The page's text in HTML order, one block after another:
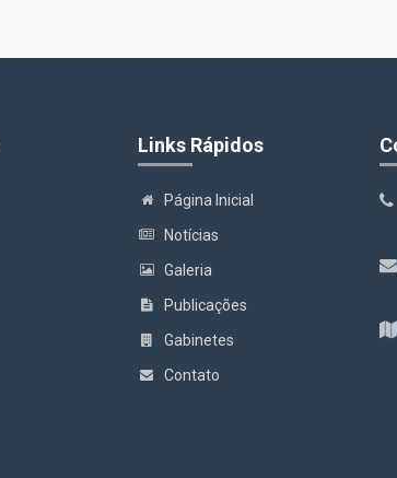
Links Rápidos
Página Inicial
Notícias
Galeria
Publicações
Gabinetes
Contato